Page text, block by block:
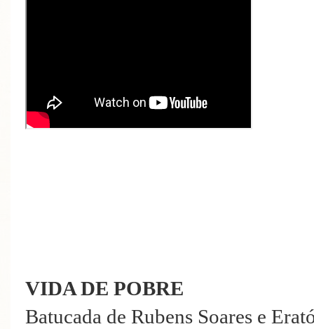
VIDA DE POBRE
Batucada de Rubens Soares e